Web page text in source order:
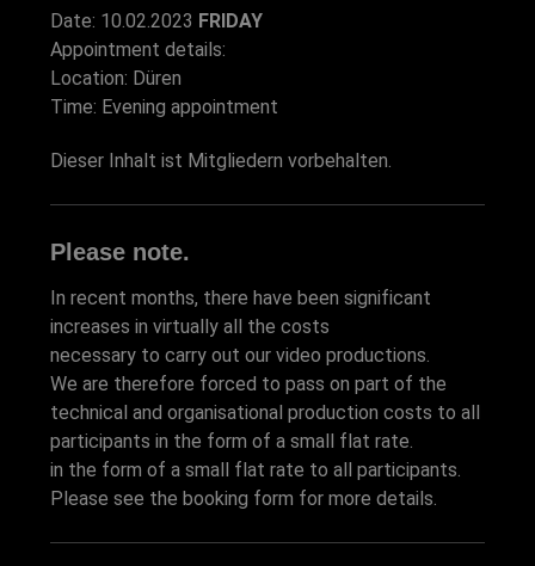
Date: 10.02.2023 FRIDAY
Appointment details:
Location: Düren
Time: Evening appointment
Dieser Inhalt ist Mitgliedern vorbehalten.
Please note.
In recent months, there have been significant
increases in virtually all the costs
necessary to carry out our video productions.
We are therefore forced to pass on part of the
technical and organisational production costs to all
participants in the form of a small flat rate.
in the form of a small flat rate to all participants.
Please see the booking form for more details.